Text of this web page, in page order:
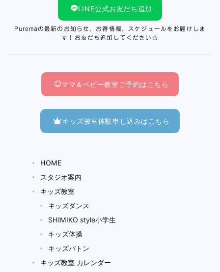
LINE公式お友だち追加
Puremaの最新のお知らせ、お得情報、スケジュールをお届けしま
す！お友だち追加してください☆
ママ＆ベビー教室ご予約はこちら
キッズ教室体験申し込みはこちら
HOME
スタジオ案内
キッズ教室
キッズダンス
SHIMIKO style小学生
キッズ体操
キッズバトン
キッズ教室 カレンダー